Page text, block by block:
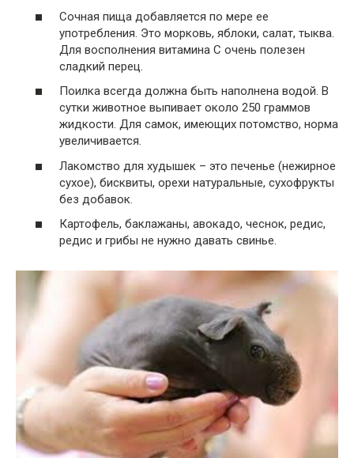
Сочная пища добавляется по мере ее
употребления. Это морковь, яблоки, салат, тыква.
Для восполнения витамина С очень полезен
сладкий перец.
Поилка всегда должна быть наполнена водой. В
сутки животное выпивает около 250 граммов
жидкости. Для самок, имеющих потомство, норма
увеличивается.
Лакомство для худышек – это печенье (нежирное
сухое), бисквиты, орехи натуральные, сухофрукты
без добавок.
Картофель, баклажаны, авокадо, чеснок, редис,
редис и грибы не нужно давать свинье.